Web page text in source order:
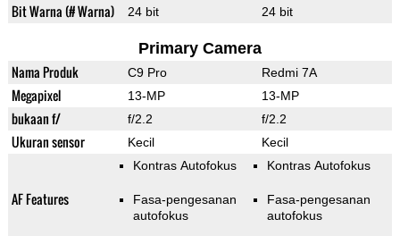
Bit Warna (# Warna) 24 bit 24 bit
Primary Camera
Nama Produk C9 Pro Redmi 7A
Megapixel 13-MP 13-MP
bukaan f/ f/2.2 f/2.2
Ukuran sensor Kecil Kecil
AF Features
Kontras Autofokus
Fasa-pengesanan
autofokus
Kontras Autofokus
Fasa-pengesanan
autofokus